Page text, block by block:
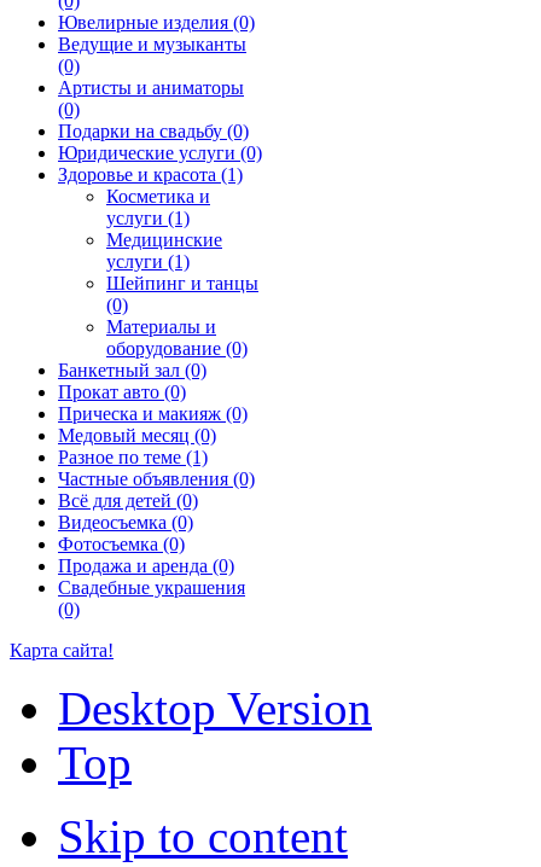
Ювелирные изделия (0)
Ведущие и музыканты
(0)
Артисты и аниматоры
(0)
Подарки на свадьбу (0)
Юридические услуги (0)
Здоровье и красота (1)
Косметика и
услуги (1)
Медицинские
услуги (1)
Шейпинг и танцы
(0)
Материалы и
оборудование (0)
Банкетный зал (0)
Прокат авто (0)
Прическа и макияж (0)
Медовый месяц (0)
Разное по теме (1)
Частные объявления (0)
Всё для детей (0)
Видеосъемка (0)
Фотосъемка (0)
Продажа и аренда (0)
Свадебные украшения
(0)
Карта сайта!
Desktop Version
Top
Skip to content